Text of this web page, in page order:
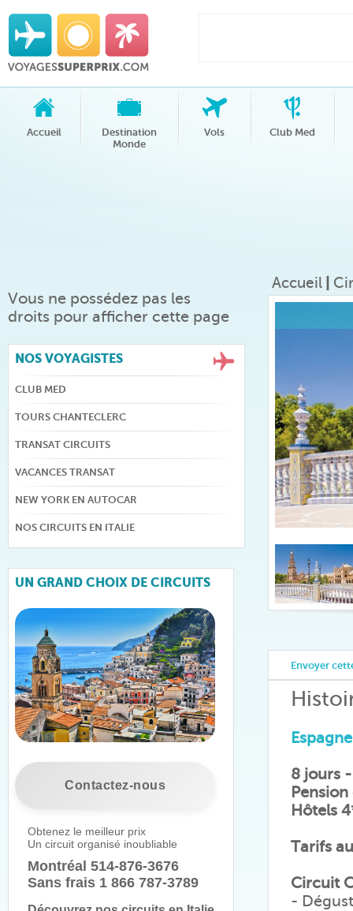
Accueil
Destination
Monde
Vols Club Med
Vous ne possédez pas les
droits pour afficher cette page
NOS VOYAGISTES
CLUB MED
TOURS CHANTECLERC
TRANSAT CIRCUITS
VACANCES TRANSAT
NEW YORK EN AUTOCAR
NOS CIRCUITS EN ITALIE
UN GRAND CHOIX DE CIRCUITS
Contactez-nous
Obtenez le meilleur prix
Un circuit organisé inoubliable
Montréal 514-876-3676
Sans frais 1 866 787-3789
Accueil
Envoyer
Espagne
8 jours
Hôtels
Tarifs
Circuit
-